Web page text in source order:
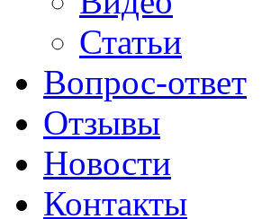
Статьи
Вопрос-ответ
Отзывы
Новости
Контакты